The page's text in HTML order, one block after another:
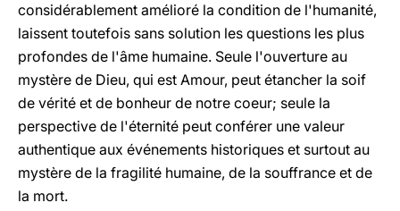
considérablement amélioré la condition de l'humanité,
laissent toutefois sans solution les questions les plus
profondes de l'âme humaine. Seule l'ouverture au
mystère de Dieu, qui est Amour, peut étancher la soif
de vérité et de bonheur de notre coeur; seule la
perspective de l'éternité peut conférer une valeur
authentique aux événements historiques et surtout au
mystère de la fragilité humaine, de la souffrance et de
la mort.